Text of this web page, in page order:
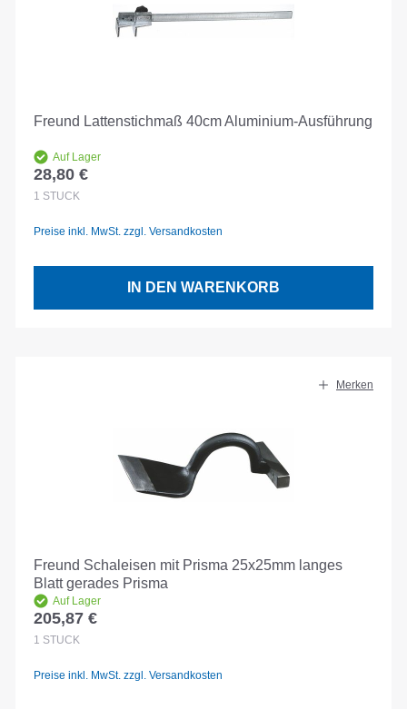
Freund Lattenstichmaß 40cm Aluminium-Ausführung
Auf Lager
Regulärer Preis:
28,80 €
1 STÜCK
Preise inkl. MwSt. zzgl. Versandkosten
IN DEN WARENKORB
Merken
Freund Schaleisen mit Prisma 25x25mm langes
Blatt gerades Prisma
Auf Lager
Regulärer Preis:
205,87 €
1 STÜCK
Preise inkl. MwSt. zzgl. Versandkosten